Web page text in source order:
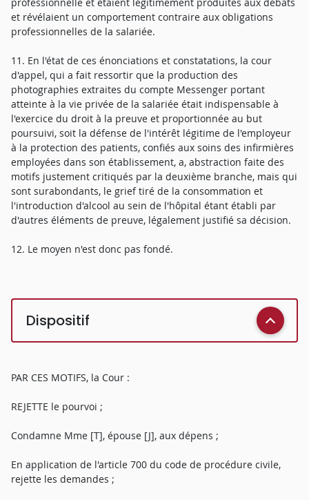
et révélaient un comportement contraire aux obligations
professionnelles de la salariée.
11. En l'état de ces énonciations et constatations, la cour
d'appel, qui a fait ressortir que la production des
photographies extraites du compte Messenger portant
atteinte à la vie privée de la salariée était indispensable à
l'exercice du droit à la preuve et proportionnée au but
poursuivi, soit la défense de l'intérêt légitime de l'employeur
à la protection des patients, confiés aux soins des infirmières
employées dans son établissement, a, abstraction faite des
motifs justement critiqués par la deuxième branche, mais qui
sont surabondants, le grief tiré de la consommation et
l'introduction d'alcool au sein de l'hôpital étant établi par
d'autres éléments de preuve, légalement justifié sa décision.
12. Le moyen n'est donc pas fondé.
Dispositif
PAR CES MOTIFS, la Cour :
REJETTE le pourvoi ;
Condamne Mme [T], épouse [J], aux dépens ;
En application de l'article 700 du code de procédure civile,
rejette les demandes ;